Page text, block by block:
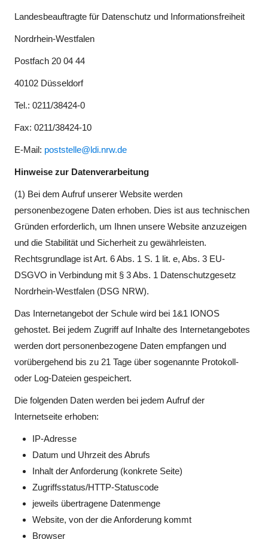
Landesbeauftragte für Datenschutz und Informationsfreiheit
Nordrhein-Westfalen
Postfach 20 04 44
40102 Düsseldorf
Tel.: 0211/38424-0
Fax: 0211/38424-10
E-Mail: poststelle@ldi.nrw.de
Hinweise zur Datenverarbeitung
(1) Bei dem Aufruf unserer Website werden
personenbezogene Daten erhoben. Dies ist aus technischen
Gründen erforderlich, um Ihnen unsere Website anzuzeigen
und die Stabilität und Sicherheit zu gewährleisten.
Rechtsgrundlage ist Art. 6 Abs. 1 S. 1 lit. e, Abs. 3 EU-
DSGVO in Verbindung mit § 3 Abs. 1 Datenschutzgesetz
Nordrhein-Westfalen (DSG NRW).
Das Internetangebot der Schule wird bei 1&1 IONOS
gehostet. Bei jedem Zugriff auf Inhalte des Internetangebotes
werden dort personenbezogene Daten empfangen und
vorübergehend bis zu 21 Tage über sogenannte Protokoll-
oder Log-Dateien gespeichert.
Die folgenden Daten werden bei jedem Aufruf der
Internetseite erhoben:
IP-Adresse
Datum und Uhrzeit des Abrufs
Inhalt der Anforderung (konkrete Seite)
Zugriffsstatus/HTTP-Statuscode
jeweils übertragene Datenmenge
Website, von der die Anforderung kommt
Browser